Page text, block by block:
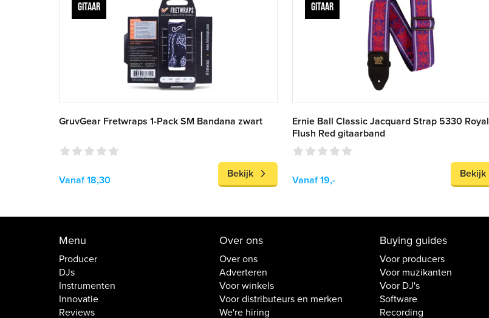
GITAAR
GruvGear Fretwraps 1-Pack SM Bandana zwart
Vanaf 18,30
Bekijk
GITAAR
Ernie Ball Classic Jacquard Strap 5330 Royal
Flush Red gitaarband
Vanaf 19,-
Bekijk
Menu
Producer
DJs
Instrumenten
Innovatie
Reviews
Over ons
Over ons
Adverteren
Voor winkels
Voor distributeurs en merken
We're hiring
Buying guides
Voor producers
Voor muzikanten
Voor DJ's
Software
Recording